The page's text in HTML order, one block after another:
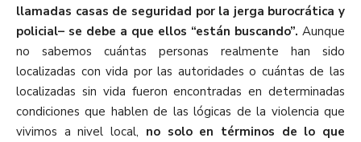
llamadas casas de seguridad por la jerga burocrática y
policial– se debe a que ellos “están buscando”. Aunque
no sabemos cuántas personas realmente han sido
localizadas con vida por las autoridades o cuántas de las
localizadas sin vida fueron encontradas en determinadas
condiciones que hablen de las lógicas de la violencia que
vivimos a nivel local, no solo en términos de lo que